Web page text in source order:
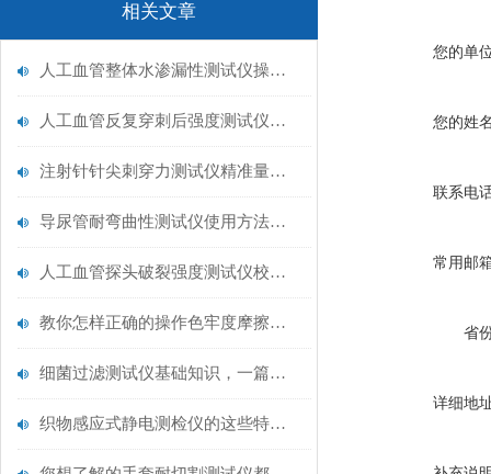
相关文章
人工血管整体水渗漏性测试仪操作中最容易出错的步骤
人工血管反复穿刺后强度测试仪是什么？透析患者的“生命管“质量靠它把关！
注射针针尖刺穿力测试仪精准量化针尖锋利度，构筑临床安全防线
导尿管耐弯曲性测试仪使用方法与操作规范
人工血管探头破裂强度测试仪校准规范：精准赋能医疗安全的技术基准
教你怎样正确的操作色牢度摩擦测试机
细菌过滤测试仪基础知识，一篇搞定
织物感应式静电测检仪的这些特点很少有人都知道
您的单
您的姓
联系电
常用邮
省
详细地